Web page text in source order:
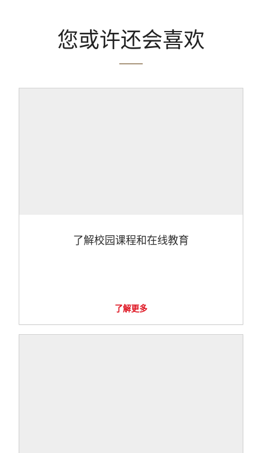
您或许还会喜欢
了解校园课程和在线教育
了解更多